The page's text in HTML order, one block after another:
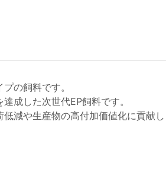
の飼料です。
成した次世代EP飼料です。
減や生産物の高付加価値化に貢献し